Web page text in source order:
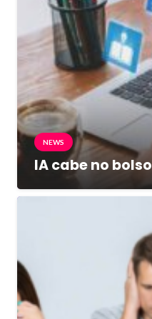
NEWS
IA cabe no bolso